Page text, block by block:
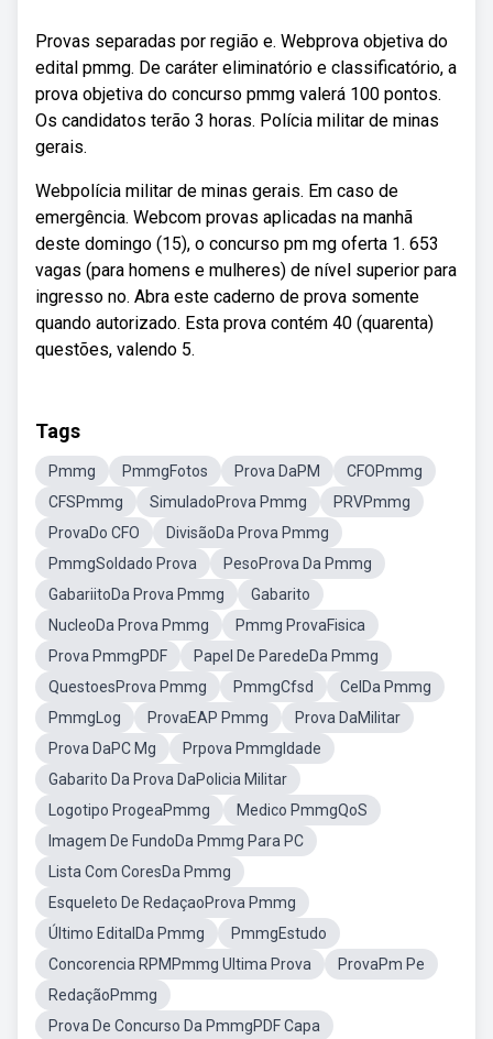
Provas separadas por região e. Webprova objetiva do
edital pmmg. De caráter eliminatório e classificatório, a
prova objetiva do concurso pmmg valerá 100 pontos.
Os candidatos terão 3 horas. Polícia militar de minas
gerais.
Webpolícia militar de minas gerais. Em caso de
emergência. Webcom provas aplicadas na manhã
deste domingo (15), o concurso pm mg oferta 1. 653
vagas (para homens e mulheres) de nível superior para
ingresso no. Abra este caderno de prova somente
quando autorizado. Esta prova contém 40 (quarenta)
questões, valendo 5.
Tags
Pmmg PmmgFotos Prova DaPM
CFOPmmg
CFSPmmg
SimuladoProva Pmmg
PRVPmmg
ProvaDo CFO
DivisãoDa Prova Pmmg
PmmgSoldado Prova
PesoProva Da Pmmg
GabariitoDa Prova Pmmg
Gabarito
NucleoDa Prova Pmmg
Pmmg ProvaFisica
Prova PmmgPDF
Papel De ParedeDa Pmmg
QuestoesProva Pmmg
PmmgCfsd
CelDa Pmmg
PmmgLog
ProvaEAP Pmmg
Prova DaMilitar
Prova DaPC Mg
Prpova PmmgIdade
Gabarito Da Prova DaPolicia Militar
Logotipo ProgeaPmmg
Medico PmmgQoS
Imagem De FundoDa Pmmg Para PC
Lista Com CoresDa Pmmg
Esqueleto De RedaçaoProva Pmmg
Último EditalDa Pmmg
PmmgEstudo
Concorencia RPMPmmg Ultima Prova
ProvaPm Pe
RedaçãoPmmg
Prova De Concurso Da PmmgPDF Capa